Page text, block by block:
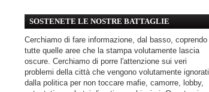
SOSTENETE LE NOSTRE BATTAGLIE
Cerchiamo di fare informazione, dal basso, coprendo
tutte quelle aree che la stampa volutamente lascia
oscure. Cerchiamo di porre l'attenzione sui veri
problemi della città che vengono volutamente ignorati
dalla politica per non toccare mafie, camorre, lobby,